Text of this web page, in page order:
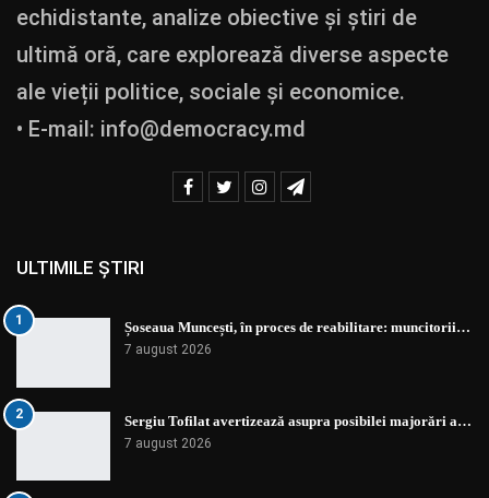
echidistante, analize obiective și știri de
ultimă oră, care explorează diverse aspecte
ale vieții politice, sociale și economice.
• E-mail: info@democracy.md
ULTIMILE ȘTIRI
1 Șoseaua Muncești, în proces de reabilitare: muncitorii…
7 august 2026
2 Sergiu Tofilat avertizează asupra posibilei majorări a…
7 august 2026